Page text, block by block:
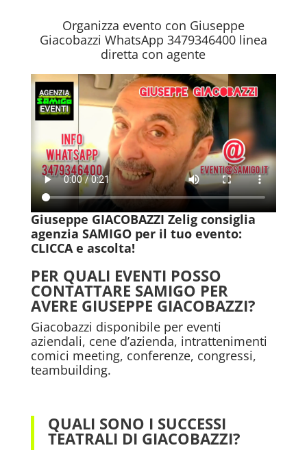
Organizza evento con Giuseppe
Giacobazzi WhatsApp 3479346400 linea
diretta con agente
Giuseppe GIACOBAZZI Zelig consiglia
agenzia SAMIGO per il tuo evento:
CLICCA e ascolta!
PER QUALI EVENTI POSSO
CONTATTARE SAMIGO PER
AVERE GIUSEPPE GIACOBAZZI?
Giacobazzi disponibile per eventi
aziendali, cene d’azienda, intrattenimenti
comici meeting, conferenze, congressi,
teambuilding.
QUALI SONO I SUCCESSI
TEATRALI DI GIACOBAZZI?